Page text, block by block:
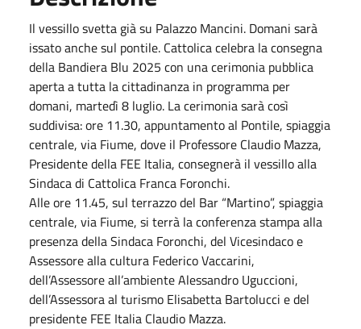
Il vessillo svetta già su Palazzo Mancini. Domani sarà
issato anche sul pontile. Cattolica celebra la consegna
della Bandiera Blu 2025 con una cerimonia pubblica
aperta a tutta la cittadinanza in programma per
domani, martedì 8 luglio. La cerimonia sarà così
suddivisa: ore 11.30, appuntamento al Pontile, spiaggia
centrale, via Fiume, dove il Professore Claudio Mazza,
Presidente della FEE Italia, consegnerà il vessillo alla
Sindaca di Cattolica Franca Foronchi.
Alle ore 11.45, sul terrazzo del Bar “Martino”, spiaggia
centrale, via Fiume, si terrà la conferenza stampa alla
presenza della Sindaca Foronchi, del Vicesindaco e
Assessore alla cultura Federico Vaccarini,
dell’Assessore all’ambiente Alessandro Uguccioni,
dell’Assessora al turismo Elisabetta Bartolucci e del
presidente FEE Italia Claudio Mazza.